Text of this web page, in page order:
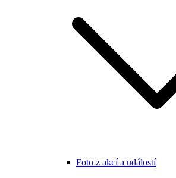
Foto z akcí a událostí